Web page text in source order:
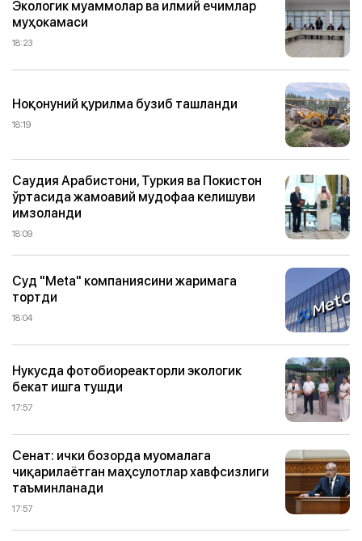
Экологик муаммолар ва илмий ечимлар
муҳокамаси
18:23
Ноқонуний қурилма бузиб ташланди
18:19
Саудия Арабистони, Туркия ва Покистон
ўртасида жамоавий мудофаа келишуви
имзоланди
18:09
Суд "Meta" компаниясини жаримага
тортди
18:04
Нукусда фотобиореакторли экологик
бекат ишга тушди
17:57
Сенат: ички бозорда муомалага
чиқарилаётган маҳсулотлар хавфсизлиги
таъминланади
17:57